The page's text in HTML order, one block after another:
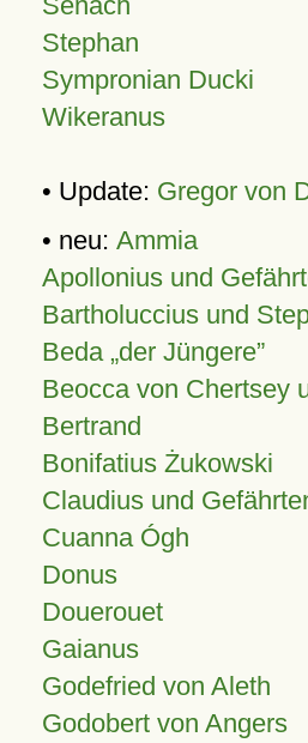
Stephan
Sympronian Ducki
Wikeranus
• Update: Gregor von
• neu: Ammia
Apollonius und
Bartholuccius und
Beda „der Jüngere”
Beocca von Chertsey
Bertrand
Bonifatius Żukowski
Claudius und
Cuanna Ógh
Donus
Douerouet
Gaianus
Godefried von Aleth
Godobert von Angers